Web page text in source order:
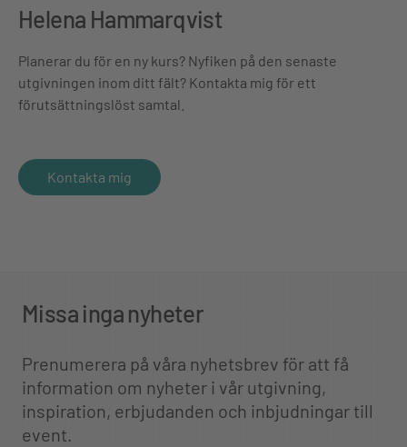
Helena Hammarqvist
Planerar du för en ny kurs? Nyfiken på den senaste
utgivningen inom ditt fält? Kontakta mig för ett
förutsättningslöst samtal.
Kontakta mig
Missa inga nyheter
Prenumerera på våra nyhetsbrev för att få
information om nyheter i vår utgivning,
inspiration, erbjudanden och inbjudningar till
event.